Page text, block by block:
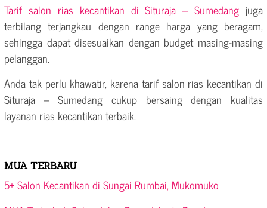
Tarif salon rias kecantikan di Situraja – Sumedang juga
terbilang terjangkau dengan range harga yang beragam,
sehingga dapat disesuaikan dengan budget masing-masing
pelanggan.
Anda tak perlu khawatir, karena tarif salon rias kecantikan di
Situraja – Sumedang cukup bersaing dengan kualitas
layanan rias kecantikan terbaik.
MUA TERBARU
5+ Salon Kecantikan di Sungai Rumbai, Mukomuko